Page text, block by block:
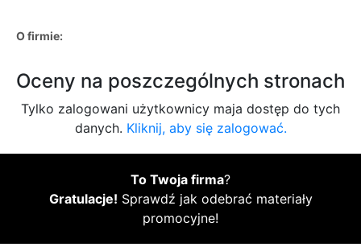
O firmie:
Oceny na poszczególnych stronach
Tylko zalogowani użytkownicy maja dostęp do tych
danych. Kliknij, aby się zalogować.
To Twoja firma?
Gratulacje! Sprawdź jak odebrać materiały
promocyjne!